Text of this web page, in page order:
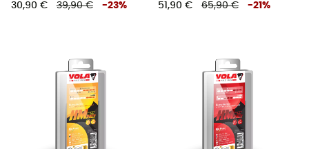
30,90 € 39,90 € -23% 51,90 € 65,90 € -21 %